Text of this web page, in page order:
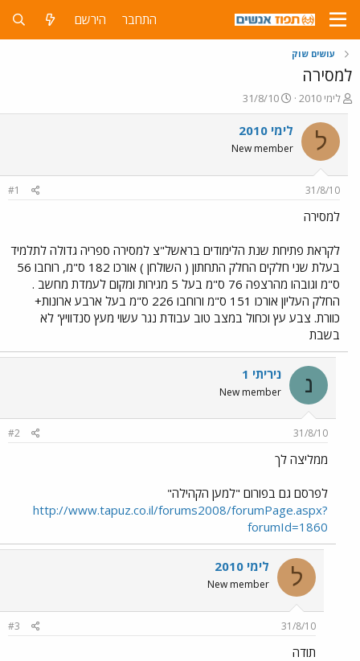
התחבר הירשם
עושים שוק
למסירה
פ
ו
ת
ח
ה
ו
ש
א
לימי 2010
פ
ו
ר
ס
ם
31/8/10
ל לימי 2010
New member
31/8/10
#1
למסירה
לקראת פתיחת שנת הלימודים בראשל"צ למסירה ספריה גדולה לתלמיד
בעלת שני חלקים החלק התחתון ( השולחן ) אורכו 182 ס"מ, רוחבו 56
ס"מ וגובהו מהרצפה 76 ס"מ בעל 5 מגירות ומקום לעמדת מחשב .
החלק העליון אורכו 151 ס"מ ורוחבו 226 ס"מ בעל ארבע ארונות+
כוורת. צבע עץ וכחול במצב טוב עבודת נגר עשוי מעץ סנדוויץ' לא
בשבת
נ ניריתי 1
New member
31/8/10
#2
ממליצה לך
לפרסם גם בפורום "למען הקהילה"
http://www.tapuz.co.il/forums2008/forumPage.aspx?
forumId=1860
ל לימי 2010
New member
31/8/10
#3
תודה